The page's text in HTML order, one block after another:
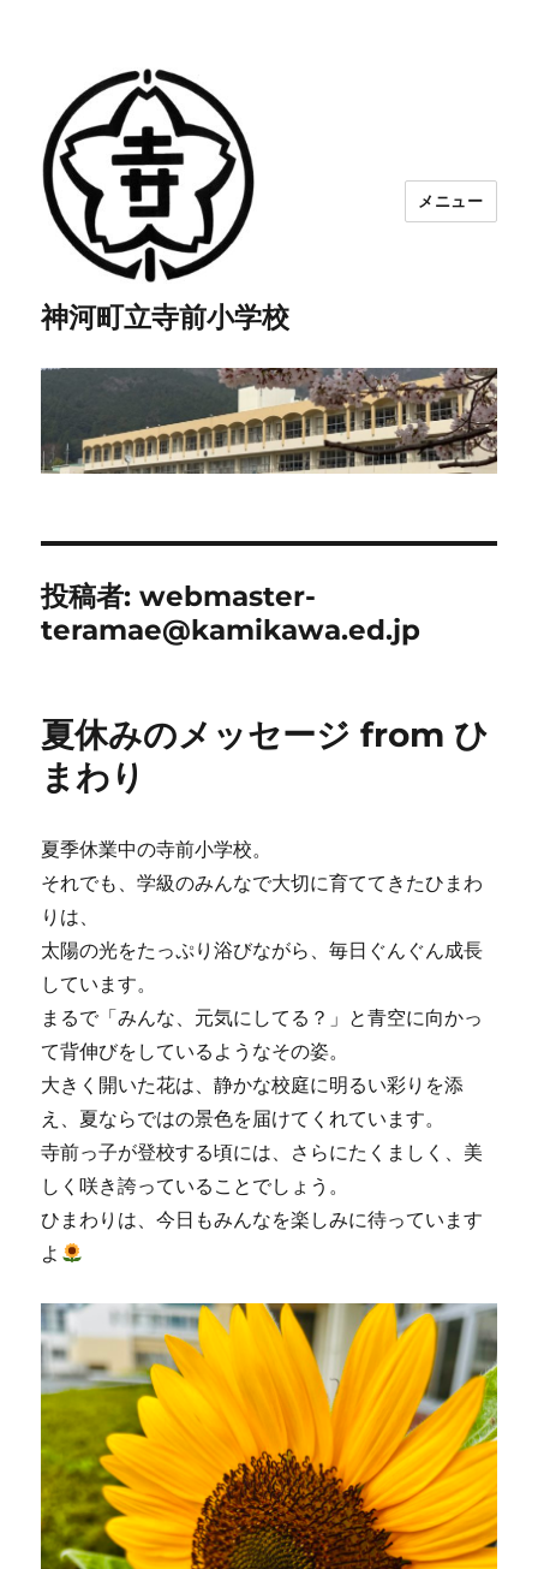
神河町立寺前小学校
メニュー
投稿者:webmaster-
teramae@kamikawa.ed.jp
夏休みのメッセージ from ひ
まわり
夏季休業中の寺前小学校。
それでも、学級のみんなで大切に育ててきたひまわ
りは、
太陽の光をたっぷり浴びながら、毎日ぐんぐん成長
しています。
まるで「みんな、元気にしてる？」と青空に向かっ
て背伸びをしているようなその姿。
大きく開いた花は、静かな校庭に明るい彩りを添
え、夏ならではの景色を届けてくれています。
寺前っ子が登校する頃には、さらにたくましく、美
しく咲き誇っていることでしょう。
ひまわりは、今日もみんなを楽しみに待っています
よ